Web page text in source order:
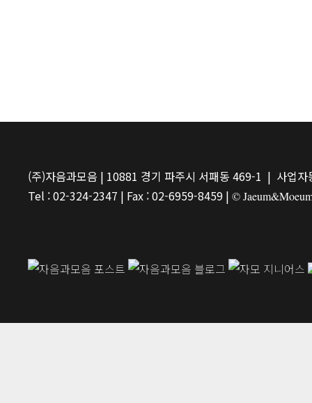
(주)자음과모음 | 10881 경기 파주시 서패동 469-1 | 사업
Tel : 02-324-2347 | Fax : 02-6959-8459 | ©